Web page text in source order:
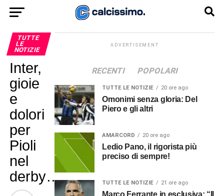
TUTTE
LE
NOTIZIE
Inter,
gioie
e
dolori
per
Pioli
nel
derby…
ADVERTISEMENT
RECENTI POPOLARI
TUTTE LE NOTIZIE 20 ore ago
Omonimi senza gloria: Del
Piero e gli altri
AMARCORD 20 ore ago
Ledio Pano, il rigorista più
preciso di sempre!
TUTTE LE NOTIZIE 21 ore ago
Marco Ferrante in esclusiva: “Il